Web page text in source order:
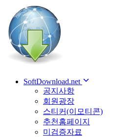
SoftDownload.net
공지사항
회원광장
스티커(이모티콘)
추천홈페이지
미검증자료